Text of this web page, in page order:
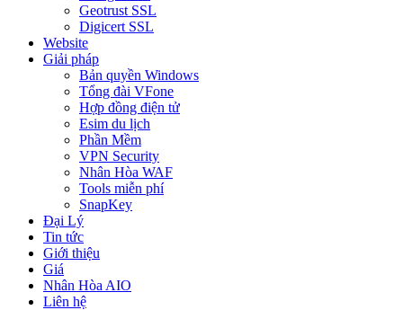
Geotrust SSL
Digicert SSL
Website
Giải pháp
Bản quyền Windows
Tổng đài VFone
Hợp đồng điện tử
Esim du lịch
Phần Mềm
VPN Security
Nhân Hòa WAF
Tools miễn phí
SnapKey
Đại Lý
Tin tức
Giới thiệu
Giá
Nhân Hòa AIO
Liên hệ